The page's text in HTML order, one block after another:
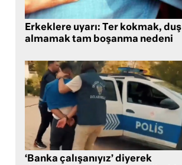
Erkeklere uyarı: Ter kokmak, duş
almamak tam boşanma nedeni
‘Banka çalışanıyız’ diyerek